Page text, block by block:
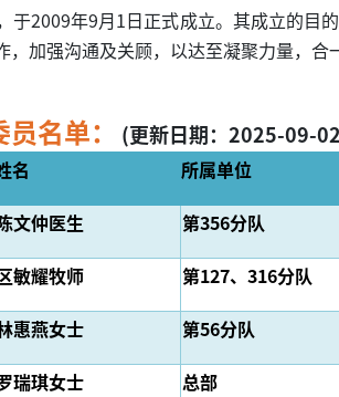
于2009年9月1日正式成立。其成立的
加强沟通及关顾，以达至凝聚力量，
名单： (更新日期：2025-09-
名
所属单位
文仲医生
第356分队
敏耀牧师 第127、 316分队
惠燕女士
第56分队
瑞琪女士
总部